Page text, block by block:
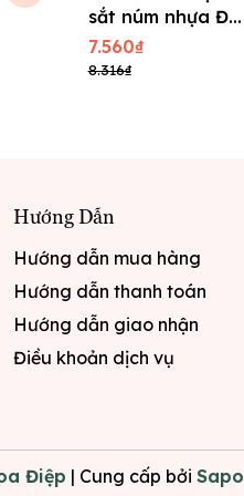
sắt núm nhựa ĐK
32mm
7.560₫
8.316₫
Hướng Dẫn
Hướng dẫn mua hàng
Hướng dẫn thanh toán
Hướng dẫn giao nhận
Điều khoản dịch vụ
Điệp | Cung cấp bởi Sapo